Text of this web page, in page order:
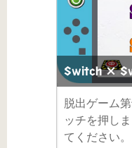
Switch ×
脱出ゲーム
ッチを押し
てください。